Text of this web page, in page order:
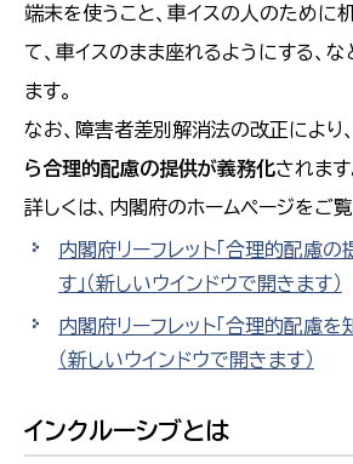
端末を使うこと、車イスの人のために
て、車イスのまま座れるようにする、
ます。
なお、障害者差別解消法の改正により、
ら合理的配慮の提供が義務化されます
詳しくは、内閣府のホームページをご覧
内閣府リーフレット「合理的配慮
す」 （新しいウインドウで開きます）
内閣府リーフレット「合理的配慮を
（新しいウインドウで開きます）
インクルーシブとは